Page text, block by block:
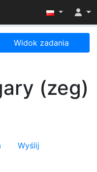
menu
Widok zadania
(zeg)
Wyślij